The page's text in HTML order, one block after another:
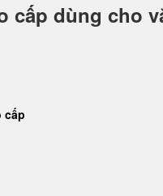
cấp dùng cho
cấp